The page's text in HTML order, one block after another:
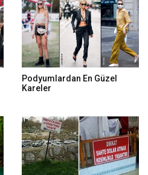
Podyumlardan En Güzel
Kareler